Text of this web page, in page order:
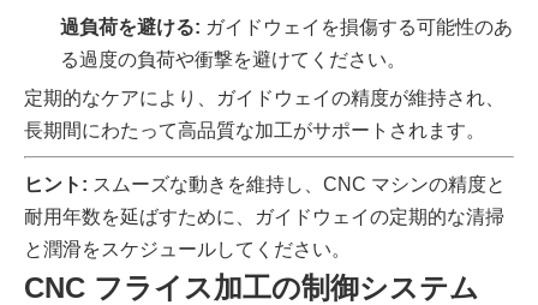
過負荷を避ける: ガイドウェイを損傷する可能性のあ
る過度の負荷や衝撃を避けてください。
定期的なケアにより、ガイドウェイの精度が維持され、
長期間にわたって高品質な加工がサポートされます。
ヒント: スムーズな動きを維持し、CNC マシンの精度と
耐用年数を延ばすために、ガイドウェイの定期的な清掃
と潤滑をスケジュールしてください。
CNC フライス加工の制御システム